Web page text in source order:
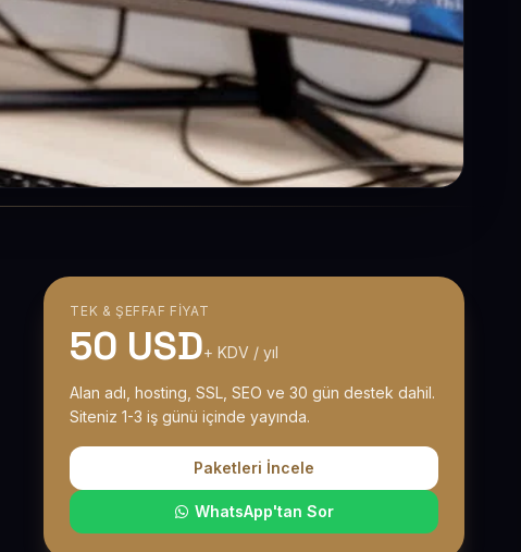
TEK & ŞEFFAF FIYAT
50 USD+ KDV / yıl
Alan adı, hosting, SSL, SEO ve 30 gün destek dahil.
Siteniz 1-3 iş günü içinde yayında.
Paketleri İncele
WhatsApp'tan Sor